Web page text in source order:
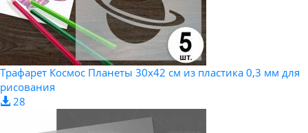
Трафарет Космос Планеты 30х42 см из пластика 0,3 мм для
рисования
28